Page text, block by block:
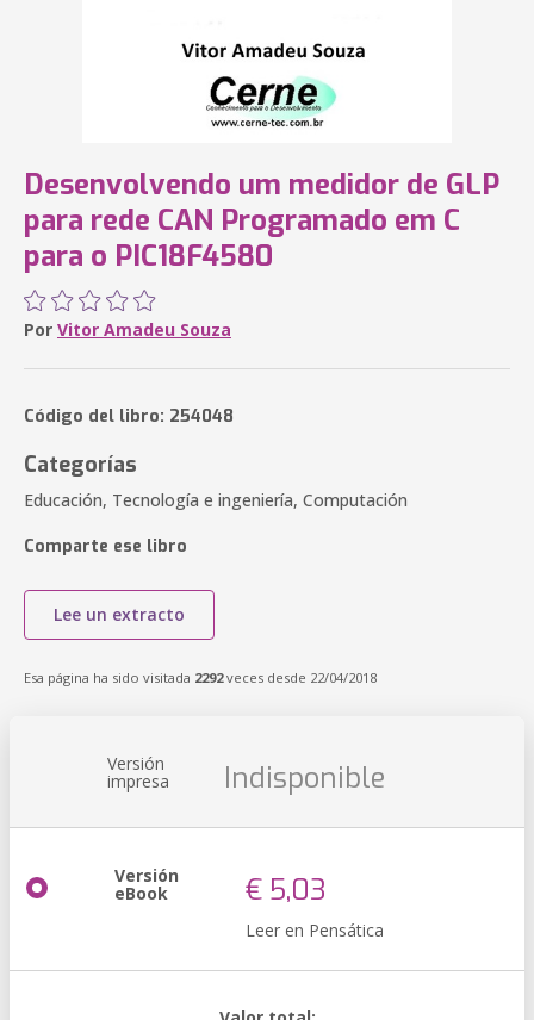
Desenvolvendo um medidor de GLP
para rede CAN Programado em C
para o PIC18F4580
Por Vitor Amadeu Souza
Código del libro: 254048
Categorías
Educación, Tecnología e ingeniería, Computación
Comparte ese libro
Lee un extracto
Esa página ha sido visitada 2292veces desde 22/04/2018
Versión
impresa Indisponible
Versión
eBook € 5,03
Leer en Pensática